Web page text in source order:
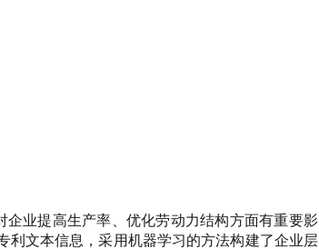
业提高生产率、优化劳动力结构方面有重要影
利文本信息，采用机器学习的方法构建了企业层